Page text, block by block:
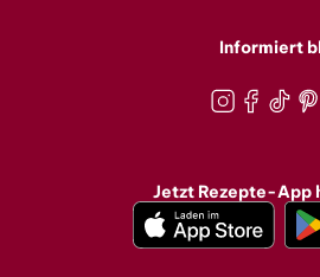
Informiert
Jetzt Rezepte-App